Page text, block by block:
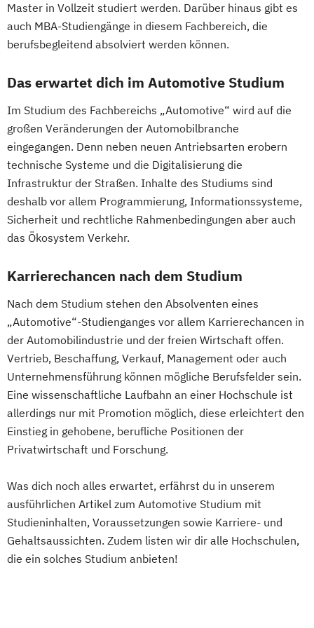
(EN)
International Business and Leadership (EN)
Internationales Tourismus- und
Eventmanagement
Kommunikationsdesign (DE/EN)
Kreatives Schreiben & Texten
MBA General Management (EN)
Management der Kreativwirtschaft - PR-
Management und Journalismus
Management und Leadership
Maschinenbau (DE/EN)
Medienkommunikation und
Medienproduktion
Medizinische Ernährungswissenschaft und
Ernährungstherapie
Mobility and Automotive Industry (EN)
Musikproduktion (DE/EN) Musiktherapie
Pflege | ausbildungsbegleitend
Photography (EN)
Physician Assistant (mit Vorausbildung)
Physiotherapie
Popularmusik (DE/EN)
Produktdesign - Automobildesign (EN/DE)
Produktdesign - Industriedesign (EN/DE)
Projektmanagement Bau
Psychologie
Psychologie – Schwerpunkt:
Unternehmensführung
Tourismus- & Freizeitwirtschaft
Wirtschaft & Management for
Internationales Logistik-Management
Leading Transformation for Impact
Lebensmitteltechnologie und Ernährung
Leichtbau und Composite-Werkstoffe
Lightweight and Materials Engineering
Logistik Engineering und Management
Managing Nonprofit and Public Services
Marketing und Digital Business
Mechatronik/Wirtschaft
Medientechnik und -design
Medizintechnik Mobile Computing
Operations Management
Produktdesign und Technische
Kommunikation
Prozessmanagement und Business
Intelligence
Robotic Systems Engineering
Sichere Informationssysteme
Smart Production und Management
Software Engineering Sozial-
Public- und Nonprofit-Management
Soziale Arbeit Supply Chain Management
Sustainable Energy Systems (EN)
Gesundheits- und Krankenpflege
Gesundheitsinformatik / eHealth
Gesundheitsmanagement und Public
Gesundheitstourismus und
Freizeitmanagement
Global Green and Social Business
Global Leadership and HR Management
Global Strategic Decision Making
Hebammen IT & Mobile Security
IT Architecture
Industrielle Mechatronik
Industriewirtschaft / Industrial
Management
Informationsdesign
Interaction Design
International Industrial Management
International Supply Management
Journalismus und Public Relations (PR)
Lebensmittel: Produkt- und
Prozessentwicklung
Logopädie Luftfahrt / Aviation
Management internationaler
Geschäftsprozesse
Massenspektrometrie und molekulare
Analytik
Master in Vollzeit studiert werden. Darüber hinaus gibt es
auch MBA-Studiengänge in diesem Fachbereich, die
berufsbegleitend absolviert werden können.
Das erwartet dich im Automotive Studium
Im Studium des Fachbereichs „Automotive“ wird auf die
großen Veränderungen der Automobilbranche
eingegangen. Denn neben neuen Antriebsarten erobern
technische Systeme und die Digitalisierung die
Infrastruktur der Straßen. Inhalte des Studiums sind
deshalb vor allem Programmierung, Informationssysteme,
Sicherheit und rechtliche Rahmenbedingungen aber auch
das Ökosystem Verkehr.
Karrierechancen nach dem Studium
Nach dem Studium stehen den Absolventen eines
„Automotive“-Studienganges vor allem Karrierechancen in
der Automobilindustrie und der freien Wirtschaft offen.
Vertrieb, Beschaffung, Verkauf, Management oder auch
Unternehmensführung können mögliche Berufsfelder sein.
Eine wissenschaftliche Laufbahn an einer Hochschule ist
allerdings nur mit Promotion möglich, diese erleichtert den
Einstieg in gehobene, berufliche Positionen der
Privatwirtschaft und Forschung.
Was dich noch alles erwartet, erfährst du in unserem
ausführlichen Artikel zum Automotive Studium mit
Studieninhalten, Voraussetzungen sowie Karriere- und
Gehaltsaussichten. Zudem listen wir dir alle Hochschulen,
die ein solches Studium anbieten!